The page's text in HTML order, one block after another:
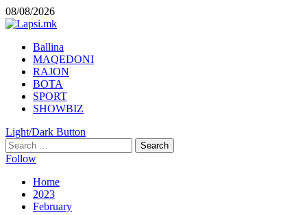
Skip
to
08/08/2026
Primary
Menu
Ballina
MAQEDONI
RAJON
BOTA
SPORT
SHOWBIZ
Light/Dark Button
Search
for:
Follow
Home
2023
February